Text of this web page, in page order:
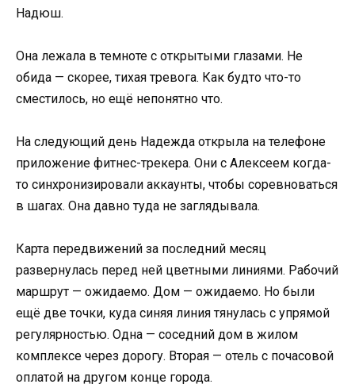
Надюш.
Она лежала в темноте с открытыми глазами. Не
обида — скорее, тихая тревога. Как будто что-то
сместилось, но ещё непонятно что.
На следующий день Надежда открыла на телефоне
приложение фитнес-трекера. Они с Алексеем когда-
то синхронизировали аккаунты, чтобы соревноваться
в шагах. Она давно туда не заглядывала.
Карта передвижений за последний месяц
развернулась перед ней цветными линиями. Рабочий
маршрут — ожидаемо. Дом — ожидаемо. Но были
ещё две точки, куда синяя линия тянулась с упрямой
регулярностью. Одна — соседний дом в жилом
комплексе через дорогу. Вторая — отель с почасовой
оплатой на другом конце города.